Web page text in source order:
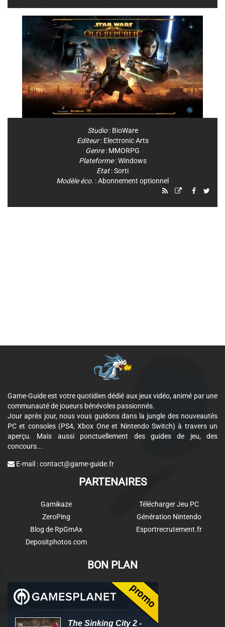
Studio: BioWare
Editeur: Electronic Arts
Genre: MMORPG
Plateforme:Windows
Etat: Sorti
Modèle éco. : Abonnement optionnel
Game-Guide est votre quotidien dédié aux jeux vidéo, animé par une
communauté de joueurs bénévoles passionnés.
Jour après jour, nous vous guidons dans la jungle des nouveautés
PC et consoles (PS4, Xbox One et Nintendo Switch) à travers un
aperçu. Mais aussi ponctuellement des guides de jeu, des
concours...
E-mail :contact@game-guide.fr
PARTENAIRES
Gamikaze
ZeroPing
Blog de RpGmAx
Depositphotos.com
Télécharger Jeu PC
Génération Nintendo
Esportrecrutement.fr
BON PLAN